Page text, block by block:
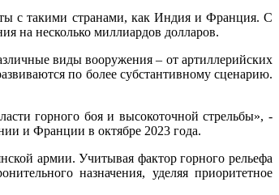
с такими странами, как Индия и Франция. С
на несколько миллиардов долларов.
виды вооружения – от артиллерийских
по более субстантивному сценарию.
горного боя и высокоточной стрельбы», -
и Франции в октябре 2023 года.
армии. Учитывая фактор горного рельефа
назначения, уделяя приоритетное